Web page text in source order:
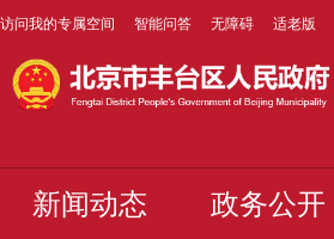
访问我的专属空间 智能问答 无障碍 适老版
新闻动态 政务公开